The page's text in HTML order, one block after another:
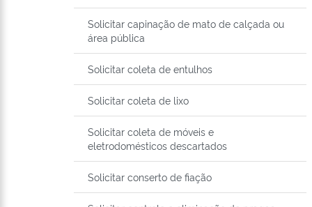
Solicitar capinação de mato de calçada ou
área pública
Solicitar coleta de entulhos
Solicitar coleta de lixo
Solicitar coleta de móveis e
eletrodomésticos descartados
Solicitar conserto de fiação